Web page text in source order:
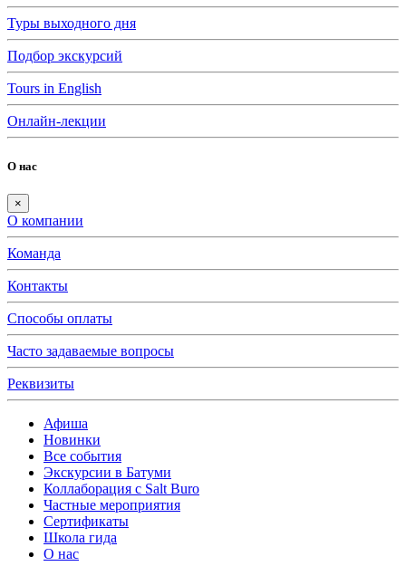
Туры выходного дня
Подбор экскурсий
Tours in English
Онлайн-лекции
О нас
×
О компании
Команда
Контакты
Способы оплаты
Часто задаваемые вопросы
Реквизиты
Афиша
Новинки
Все события
Экскурсии в Батуми
Коллаборация с Salt Buro
Частные мероприятия
Сертификаты
Школа гида
О нас